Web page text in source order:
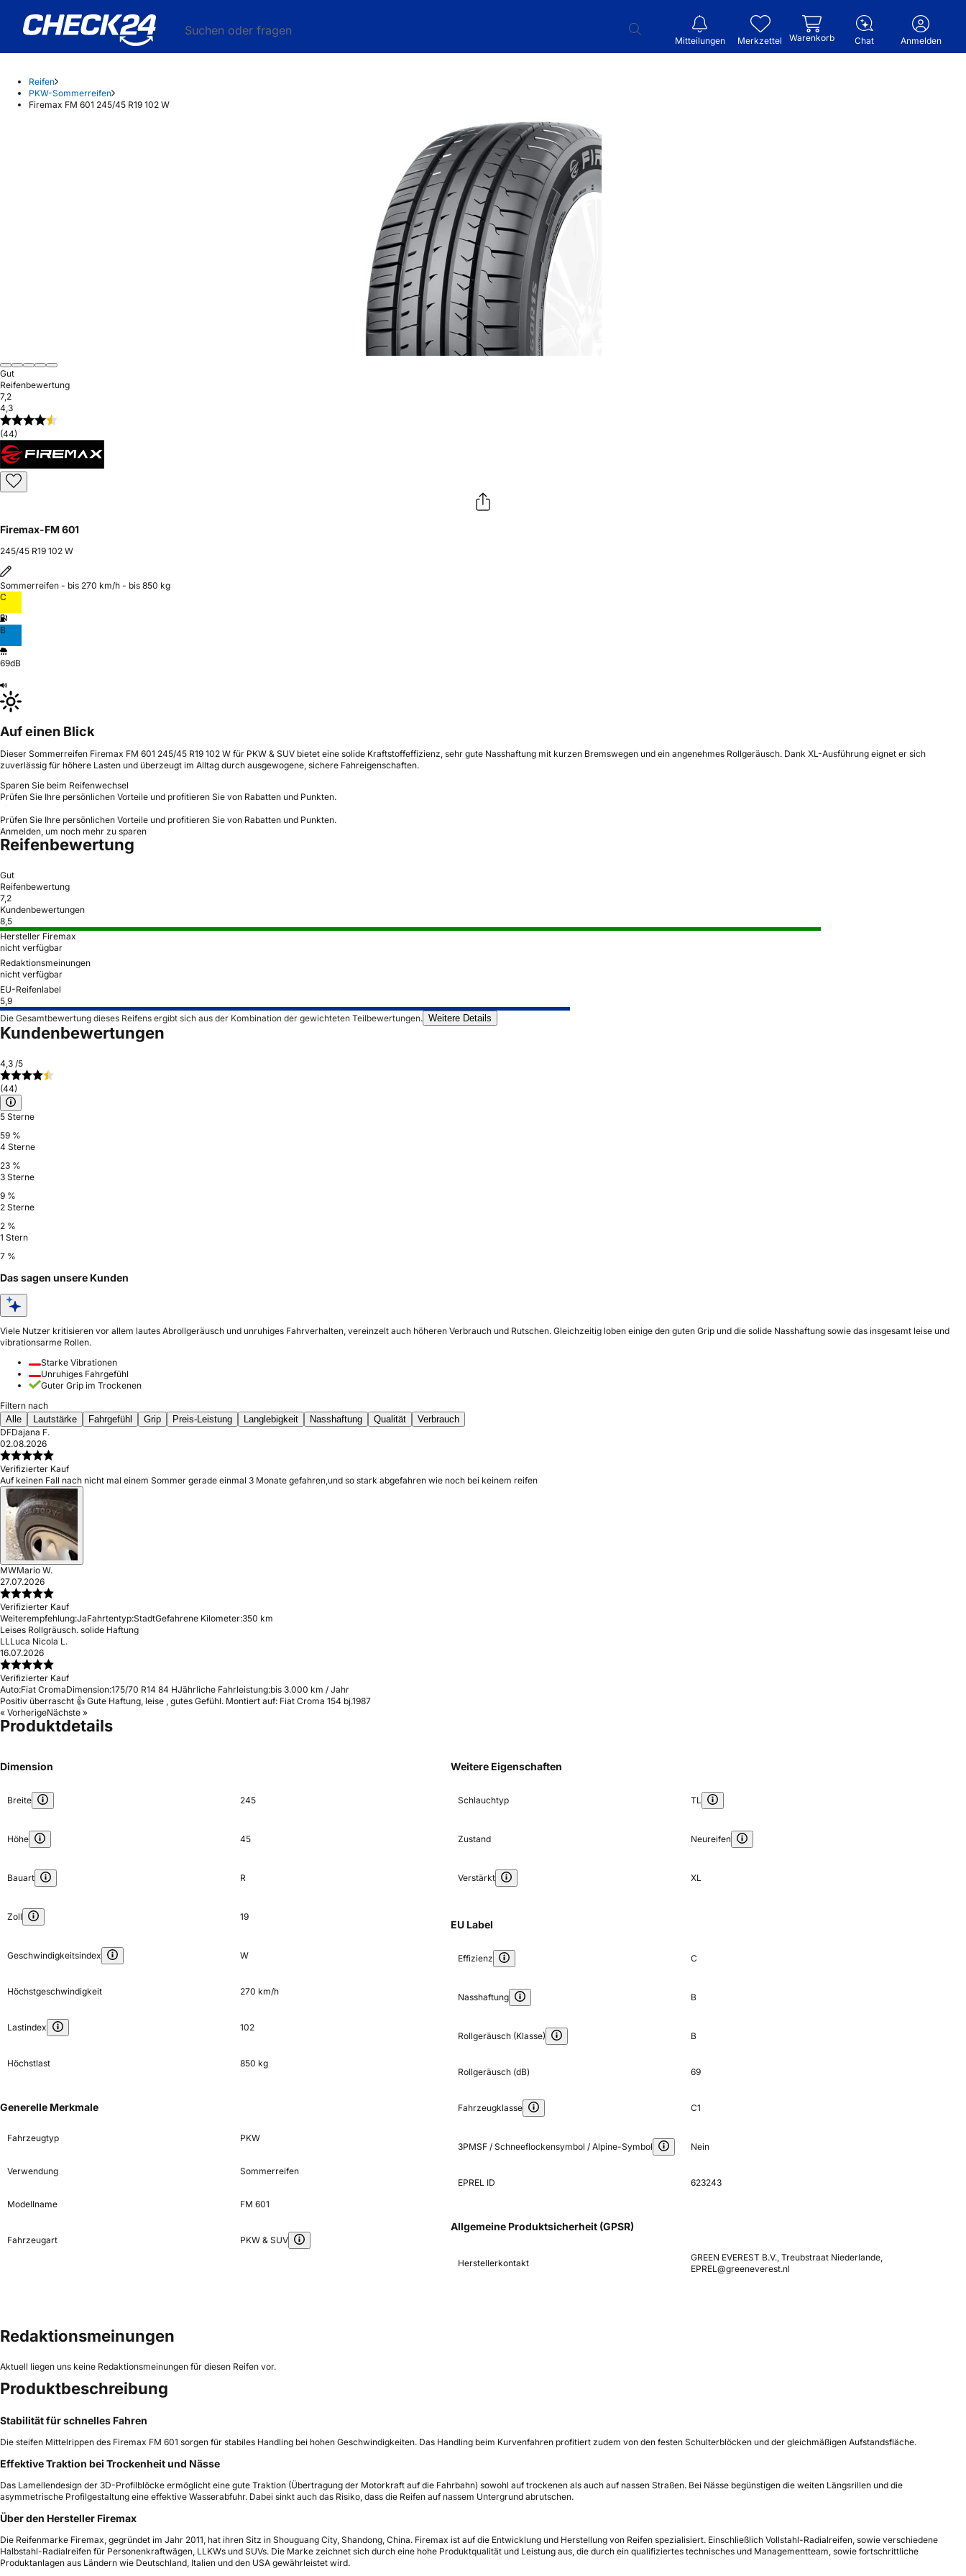
Suchen oder fragen
Mitteilungen Merkzettel Warenkorb Chat Anmelden
Reifen
PKW-Sommerreifen
Firemax FM 601 245/45 R19 102 W
Gut
Reifenbewertung
7,2
4,3
(44)
Firemax-FM 601
245/45 R19 102 W
Sommerreifen - bis 270 km/h - bis 850 kg
C
B
69dB
Auf einen Blick
Dieser Sommerreifen Firemax FM 601 245/45 R19 102 W für PKW & SUV bietet eine solide Kraftstoffeffizienz, sehr gute Nasshaftung mit kurzen Bremswegen und ein angenehmes Rollgeräusch. Dank XL-Ausführung eignet er sich
zuverlässig für höhere Lasten und überzeugt im Alltag durch ausgewogene, sichere Fahreigenschaften.
Sparen Sie beim Reifenwechsel
Prüfen Sie Ihre persönlichen Vorteile und profitieren Sie von Rabatten und Punkten.
Prüfen Sie Ihre persönlichen Vorteile und profitieren Sie von Rabatten und Punkten.
Anmelden, um noch mehr zu sparen
Reifenbewertung
Gut
Reifenbewertung
7,2
Kundenbewertungen
8,5
Hersteller Firemax
nicht verfügbar
Redaktionsmeinungen
nicht verfügbar
EU-Reifenlabel
5,9
Die Gesamtbewertung dieses Reifens ergibt sich aus der Kombination der gewichteten Teilbewertungen. Weitere Details
Kundenbewertungen
4,3 /5
(44)
5 Sterne
59 %
4 Sterne
23 %
3 Sterne
9 %
2 Sterne
2 %
1 Stern
7 %
Das sagen unsere Kunden
Viele Nutzer kritisieren vor allem lautes Abrollgeräusch und unruhiges Fahrverhalten, vereinzelt auch höheren Verbrauch und Rutschen. Gleichzeitig loben einige den guten Grip und die solide Nasshaftung sowie das insgesamt leise und
vibrationsarme Rollen.
Starke Vibrationen
Unruhiges Fahrgefühl
Guter Grip im Trockenen
Filtern nach
Alle
Lautstärke Fahrgefühl Grip Preis-Leistung Langlebigkeit Nasshaftung Qualität
Verbrauch
DFDajana F.
02.08.2026
Verifizierter Kauf
Auf keinen Fall nach nicht mal einem Sommer gerade einmal 3 Monate gefahren,und so stark abgefahren wie noch bei keinem reifen
MWMario W.
27.07.2026
Verifizierter Kauf
Weiterempfehlung:JaFahrtentyp:StadtGefahrene Kilometer:350 km
Leises Rollgräusch. solide Haftung
LLLuca Nicola L.
16.07.2026
Verifizierter Kauf
Auto:Fiat CromaDimension:175/70 R14 84 HJährliche Fahrleistung:bis 3.000 km / Jahr
Positiv überrascht 👍 Gute Haftung, leise , gutes Gefühl. Montiert auf: Fiat Croma 154 bj.1987
« VorherigeNächste »
Produktdetails
Dimension
Breite 245
Höhe 45
Bauart R
Zoll 19
Geschwindigkeitsindex W
Höchstgeschwindigkeit 270 km/h
Lastindex 102
Höchstlast 850 kg
Generelle Merkmale
Fahrzeugtyp PKW
Verwendung Sommerreifen
Modellname FM 601
Fahrzeugart PKW & SUV
Weitere Eigenschaften
Schlauchtyp TL
Zustand Neureifen
Verstärkt XL
EU Label
Effizienz C
Nasshaftung B
Rollgeräusch (Klasse) B
Rollgeräusch (dB) 69
Fahrzeugklasse C1
3PMSF / Schneeflockensymbol / Alpine-Symbol Nein
EPREL ID 623243
Allgemeine Produktsicherheit (GPSR)
Herstellerkontakt
GREEN EVEREST B.V., Treubstraat Niederlande,
EPREL@greeneverest.nl
Redaktionsmeinungen
Aktuell liegen uns keine Redaktionsmeinungen für diesen Reifen vor.
Produktbeschreibung
Stabilität für schnelles Fahren
Die steifen Mittelrippen des Firemax FM 601 sorgen für stabiles Handling bei hohen Geschwindigkeiten. Das Handling beim Kurvenfahren profitiert zudem von den festen Schulterblöcken und der gleichmäßigen Aufstandsfläche.
Effektive Traktion bei Trockenheit und Nässe
Das Lamellendesign der 3D-Profilblöcke ermöglicht eine gute Traktion (Übertragung der Motorkraft auf die Fahrbahn) sowohl auf trockenen als auch auf nassen Straßen. Bei Nässe begünstigen die weiten Längsrillen und die
asymmetrische Profilgestaltung eine effektive Wasserabfuhr. Dabei sinkt auch das Risiko, dass die Reifen auf nassem Untergrund abrutschen.
Über den Hersteller Firemax
Die Reifenmarke Firemax, gegründet im Jahr 2011, hat ihren Sitz in Shouguang City, Shandong, China. Firemax ist auf die Entwicklung und Herstellung von Reifen spezialisiert. Einschließlich Vollstahl-Radialreifen, sowie verschiedene
Halbstahl-Radialreifen für Personenkraftwägen, LLKWs und SUVs. Die Marke zeichnet sich durch eine hohe Produktqualität und Leistung aus, die durch ein qualifiziertes technisches und Managementteam, sowie fortschrittliche
Produktanlagen aus Ländern wie Deutschland, Italien und den USA gewährleistet wird.